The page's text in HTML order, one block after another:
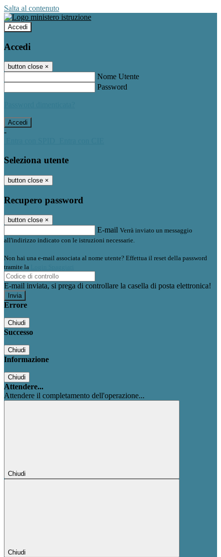
Salta al contenuto
Accedi
Accedi
button close ×
Nome Utente
Password
-
Seleziona utente
button close ×
Recupero password
button close ×
E-mail Verrà inviato un messaggio
all'indirizzo indicato con le istruzioni necessarie.
Non hai una e-mail associata al nome utente? Effettua il reset della password
tramite la
E-mail inviata, si prega di controllare la casella di posta elettronica!
Errore
Chiudi
Successo
Chiudi
Informazione
Chiudi
Attendere...
Attendere il completamento dell'operazione...
Chiudi
Chiudi